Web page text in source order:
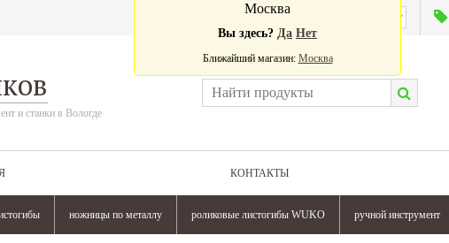
и станки в Вологде
КОНТАКТЫ
ножницы по металлу роликовые листогибы WUKO ручной инструмент
Москва
Вы здесь? Да Нет
Ближайший магазин: Москва